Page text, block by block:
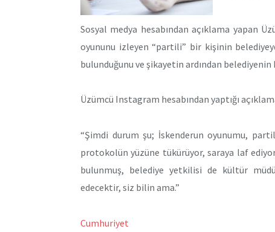
Sosyal medya hesabından açıklama yapan
oyununu izleyen “partili” bir kişinin
bulunduğunu ve şikayetin ardından belediyenin
Üzümcü Instagram hesabından yaptığı
“Şimdi durum şu; İskenderun oyunumu,
protokolün yüzüne tükürüyor, saraya laf
bulunmuş, belediye yetkilisi de kültür
edecektir, siz bilin ama.”
Cumhuriyet